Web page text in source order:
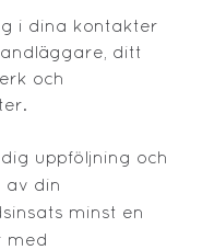
i dina kontakter
ditt
och
uppföljning och
av din
minst en
med